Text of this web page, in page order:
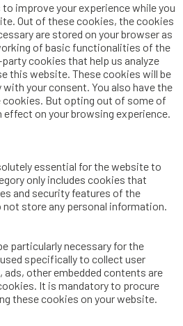
improve your experience while you
Out of these cookies, the cookies
are stored on your browser as
of basic functionalities of the
cookies that help us analyze
this website. These cookies will be
your consent. You also have the
But opting out of some of
effect on your browsing experience.
essential for the website to
only includes cookies that
and security features of the
store any personal information.
particularly necessary for the
specifically to collect user
ads, other embedded contents are
It is mandatory to procure
these cookies on your website.